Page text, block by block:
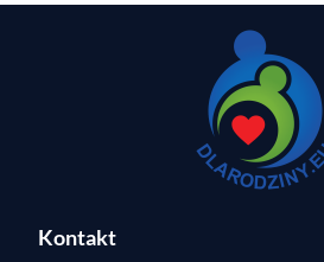
Kontakt